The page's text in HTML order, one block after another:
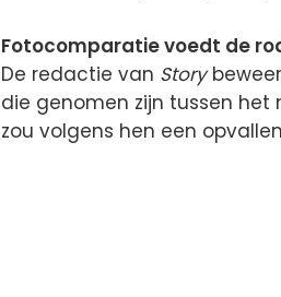
Fotocomparatie voedt de
De redactie van Story
die genomen zijn tussen het
zou volgens hen een